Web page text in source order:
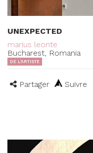
UNEXPECTED
marius leonte
Bucharest, Romania
DE L'ARTISTE
Partager Suivre